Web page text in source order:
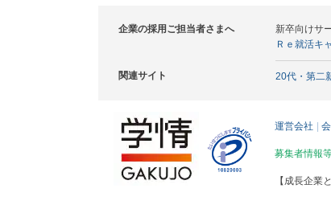
企業の採用ご担当者さまへ
新卒向けサ
Ｒｅ就活キ
関連サイト 20代・第二
運営会社
募集者情報
【成長企業